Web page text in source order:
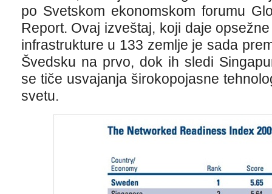
po Svetskom ekonomskom forumu
Report. Ovaj izveštaj, koji daje
infrastrukture u 133 zemlje je sada
Švedsku na prvo, dok ih sledi
se tiče usvajanja širokopojasne
svetu.